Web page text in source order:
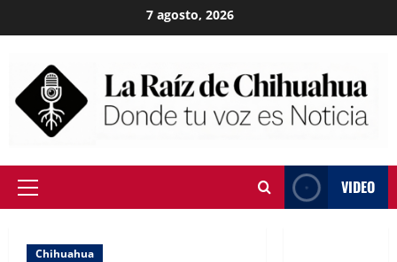
to
7 agosto, 2026
Primary
VIDEO
Chihuahua